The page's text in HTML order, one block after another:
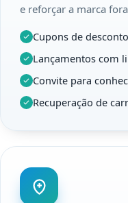
e reforçar a marca
Cupons de desconto
Lançamentos com
Convite para
Recuperação de